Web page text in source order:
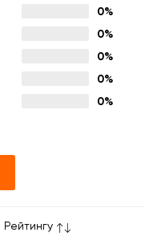
0%
0%
0%
0%
0%
Рейтингу